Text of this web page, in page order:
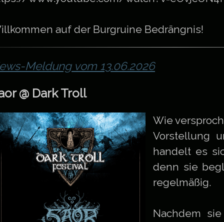
auf der Burgruine Bedrängnis!
Meldung vom 13.06.2026
@ Dark Troll
Wie
Vorstellung
handelt es
denn sie
regelmäßig.
Nachdem